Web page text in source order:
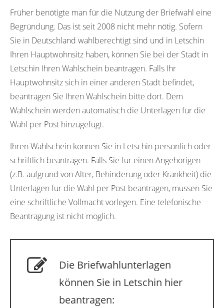
Früher benötigte man für die Nutzung der Briefwahl eine
Begründung. Das ist seit 2008 nicht mehr nötig. Sofern
Sie in Deutschland wahlberechtigt sind und in Letschin
Ihren Hauptwohnsitz haben, können Sie bei der Stadt in
Letschin Ihren Wahlschein beantragen. Falls Ihr
Hauptwohnsitz sich in einer anderen Stadt befindet,
beantragen Sie Ihren Wahlschein bitte dort. Dem
Wahlschein werden automatisch die Unterlagen für die
Wahl per Post hinzugefügt.
Ihren Wahlschein können Sie in Letschin persönlich oder
schriftlich beantragen. Falls Sie für einen Angehörigen
(z.B. aufgrund von Alter, Behinderung oder Krankheit) die
Unterlagen für die Wahl per Post beantragen, müssen Sie
eine schriftliche Vollmacht vorlegen. Eine telefonische
Beantragung ist nicht möglich.
Die Briefwahlunterlagen
können Sie in Letschin hier
beantragen: